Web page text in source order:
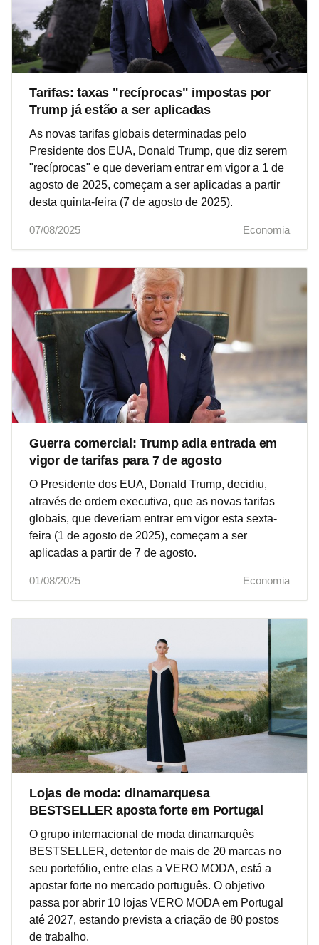
Tarifas: taxas "recíprocas" impostas por
Trump já estão a ser aplicadas
As novas tarifas globais determinadas pelo
Presidente dos EUA, Donald Trump, que diz serem
"recíprocas" e que deveriam entrar em vigor a 1 de
agosto de 2025, começam a ser aplicadas a partir
desta quinta-feira (7 de agosto de 2025).
07/08/2025 Economia
Guerra comercial: Trump adia entrada em
vigor de tarifas para 7 de agosto
O Presidente dos EUA, Donald Trump, decidiu,
através de ordem executiva, que as novas tarifas
globais, que deveriam entrar em vigor esta sexta-
feira (1 de agosto de 2025), começam a ser
aplicadas a partir de 7 de agosto.
01/08/2025 Economia
Lojas de moda: dinamarquesa
BESTSELLER aposta forte em Portugal
O grupo internacional de moda dinamarquês
BESTSELLER, detentor de mais de 20 marcas no
seu portefólio, entre elas a VERO MODA, está a
apostar forte no mercado português. O objetivo
passa por abrir 10 lojas VERO MODA em Portugal
até 2027, estando prevista a criação de 80 postos
de trabalho.